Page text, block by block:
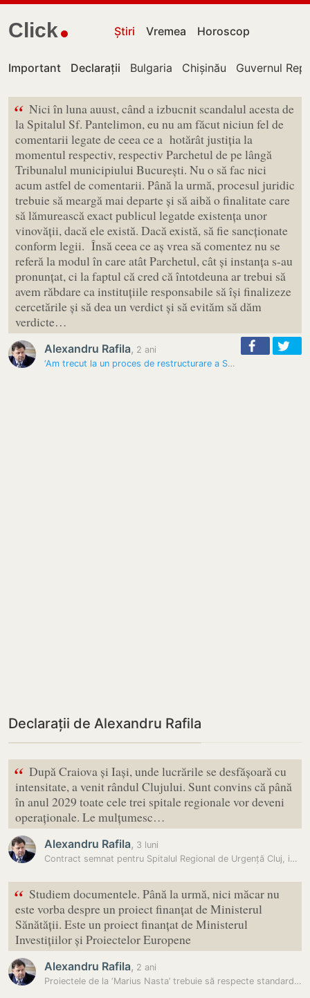
Click Știri Vremea Horoscop
Important Declarații Bulgaria Chișinău Guvernul
“ Nici în luna auust, când a izbucnit scandalul acesta de
la Spitalul Sf. Pantelimon, eu nu am făcut niciun fel de
comentarii legate de ceea ce a hotărât justiția la
momentul respectiv, respectiv Parchetul de pe lângă
Tribunalul municipiului București. Nu o să fac nici
acum astfel de comentarii. Până la urmă, procesul juridic
trebuie să meargă mai departe și să aibă o finalitate care
să lămurească exact publicul legatde existența unor
vinovății, dacă ele există. Dacă există, să fie sancționate
conform legii. Însă ceea ce aș vrea să comentez nu se
referă la modul în care atât Parchetul, cât și instanța s-au
pronunțat, ci la faptul că cred că întotdeuna ar trebui să
avem răbdare ca instituțiile responsabile să își finalizeze
cercetările și să dea un verdict și să evităm să dăm
verdicte…
Alexandru Rafila, 2 ani
‘Am trecut la un proces de restructurare a Secției ATI și am solicitat…
Declarații de Alexandru Rafila
“ După Craiova și Iași, unde lucrările se desfășoară cu
intensitate, a venit rândul Clujului. Sunt convins că până
în anul 2029 toate cele trei spitale regionale vor deveni
operaționale. Le mulțumesc…
Alexandru Rafila, 3 luni
Contract semnat pentru Spitalul Regional de Urgență Cluj, investiție…
“ Studiem documentele. Până la urmă, nici măcar nu
este vorba despre un proiect finanțat de Ministerul
Sănătății. Este un proiect finanțat de Ministerul
Investițiilor și Proiectelor Europene
Alexandru Rafila, 2 ani
Proiectele de la ‘Marius Nasta’ trebuie să respecte standardele de…